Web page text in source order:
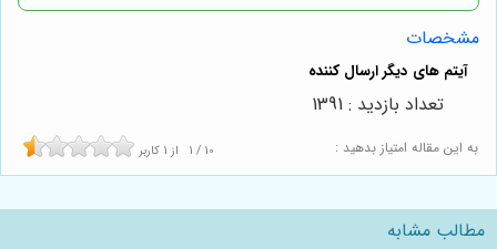
مشخصات
به این مقاله امتیاز بدهید : 1 / 10 از 1 کاربر
تعداد بازدید : 1391
مطالب مشابه